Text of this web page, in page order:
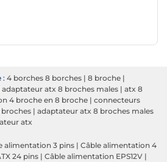
: 4 borches 8 borches | 8 broche |
adaptateur atx 8 broches males | atx 8
4 broche en 8 broche | connecteurs
broches | adaptateur atx 8 broches males
atx
alimentation 3 pins | Câble alimentation 4
24 pins | Câble alimentation EPS12V |